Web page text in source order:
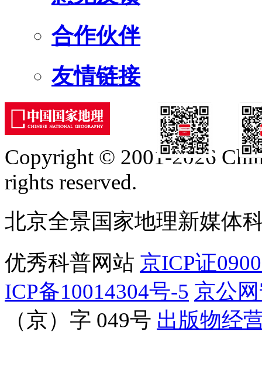
合作伙伴
友情链接
订阅号
Copyright © 2001-2026
rights reserved.
北京全景国家地理新媒体
优秀科普网站 京ICP证
ICP备10014304号-5 京公
（京）字 049号 出版物经